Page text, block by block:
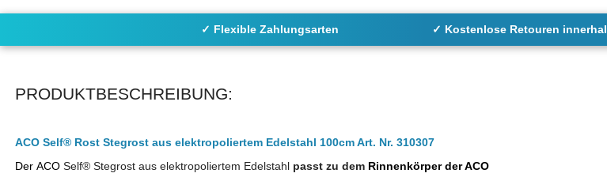
✓ Flexible Zahlungsarten ✓ Kostenlose Retouren
PRODUKTBESCHREIBUNG:
ACO Self® Rost Stegrost aus elektropoliertem Edelstahl 100cm Art. Nr. 310307
Der ACO Self® Stegrost aus elektropoliertem Edelstahl passt zu dem Rinnenkörper der ACO